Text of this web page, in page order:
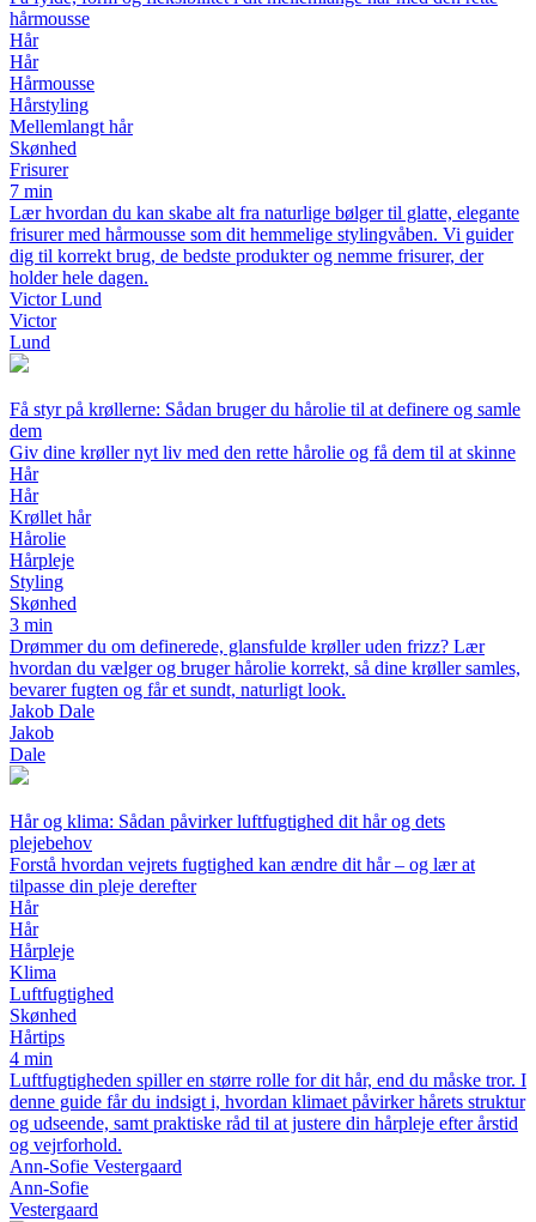
hårmousse
Hår
Hår
Hårmousse
Hårstyling
Mellemlangt hår
Skønhed
Frisurer
7 min
Lær hvordan du kan skabe alt fra naturlige bølger til glatte, elegante
frisurer med hårmousse som dit hemmelige stylingvåben. Vi guider
dig til korrekt brug, de bedste produkter og nemme frisurer, der
holder hele dagen.
Victor Lund
Victor
Lund
Få styr på krøllerne: Sådan bruger du hårolie til at definere og samle
dem
Giv dine krøller nyt liv med den rette hårolie og få dem til at skinne
Hår
Hår
Krøllet hår
Hårolie
Hårpleje
Styling
Skønhed
3 min
Drømmer du om definerede, glansfulde krøller uden frizz? Lær
hvordan du vælger og bruger hårolie korrekt, så dine krøller samles,
bevarer fugten og får et sundt, naturligt look.
Jakob Dale
Jakob
Dale
Hår og klima: Sådan påvirker luftfugtighed dit hår og dets
plejebehov
Forstå hvordan vejrets fugtighed kan ændre dit hår – og lær at
tilpasse din pleje derefter
Hår
Hår
Hårpleje
Klima
Luftfugtighed
Skønhed
Hårtips
4 min
Luftfugtigheden spiller en større rolle for dit hår, end du måske tror. I
denne guide får du indsigt i, hvordan klimaet påvirker hårets struktur
og udseende, samt praktiske råd til at justere din hårpleje efter årstid
og vejrforhold.
Ann-Sofie Vestergaard
Ann-Sofie
Vestergaard